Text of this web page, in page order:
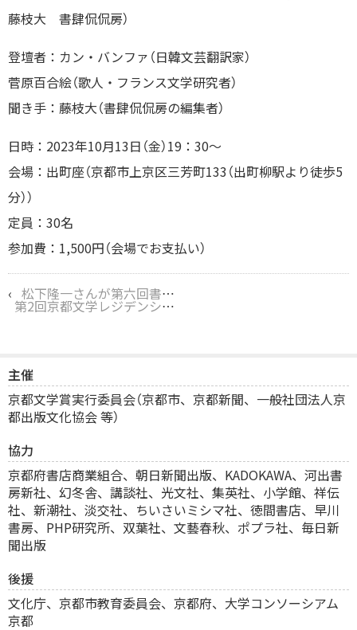
藤枝大 書肆侃侃房）
登壇者：カン・バンファ（日韓文芸翻訳家）
菅原百合絵（歌人・フランス文学研究者）
聞き手：藤枝大（書肆侃侃房の編集者）
日時：2023年10月13日（金）19：30～
会場：出町座（京都市上京区三芳町133（出町柳駅より徒歩5
分））
定員：30名
参加費：1,500円（会場でお支払い）
‹ 松下隆一さんが第六回書評家細谷正充賞をご受賞！
第2回京都文学レジデンシーのクロージング・イベントが10月21日に開催されます！
主催
京都文学賞実行委員会（京都市、京都新聞、一般社団法人京
都出版文化協会 等）
協力
京都府書店商業組合、 朝日新聞出版、KADOKAWA、河出書
房新社、幻冬舎、講談社、光文社、集英社、小学館、祥伝
社、新潮社、淡交社、ちいさいミシマ社、徳間書店、早川
書房、PHP研究所、双葉社、文藝春秋、ポプラ社、毎日新
聞出版
後援
文化庁、京都市教育委員会、京都府、大学コンソーシアム
京都